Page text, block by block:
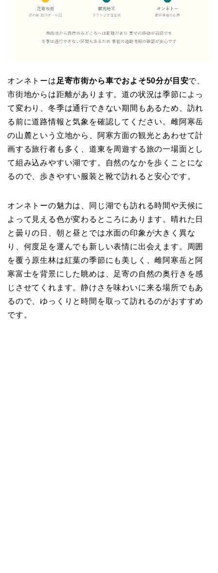
オンネトーは 足寄市街から車でおよそ50分が目安で、
市街地からは距離があります。道の状況は季節によっ
て変わり、冬季は通行できない期間もあるため、訪れ
る前に道路情報と気象を確認してください。雌阿寒岳
の山麓という立地から、阿寒方面の観光とあわせて計
画する旅行者も多く、道東を周遊する旅の一場面とし
て組み込みやすい湖です。自然のなかを歩くことにな
るので、歩きやすい服装と靴で訪れると安心です。
オンネトーの魅力は、同じ湖でも訪れる時間や天候に
よって見える色が変わるところにあります。晴れた日
と曇りの日、朝と昼とでは水面の印象が大きく異な
り、何度足を運んでも新しい表情に出会えます。周囲
を覆う原生林は紅葉の季節にも美しく、雌阿寒岳と阿
寒富士を背景にした眺めは、足寄の自然の奥行きを感
じさせてくれます。静けさを味わいに来る場所でもあ
るので、ゆっくりと時間を取って訪れるのがおすすめ
です。